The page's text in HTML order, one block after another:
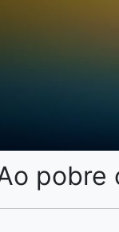
pobre